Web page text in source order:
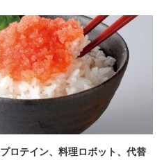
ロテイン、料理ロボット、代替